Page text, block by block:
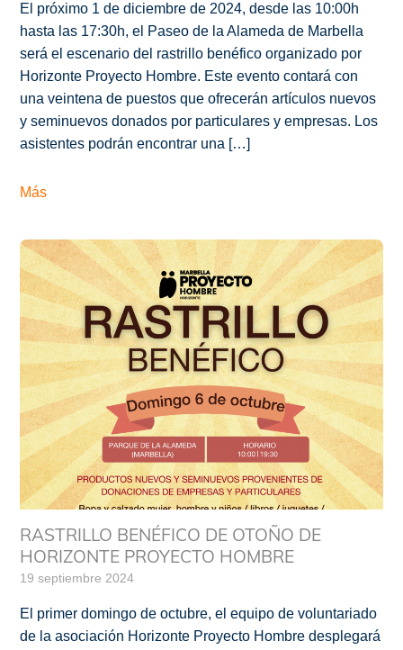
El próximo 1 de diciembre de 2024, desde las 10:00h
hasta las 17:30h, el Paseo de la Alameda de Marbella
será el escenario del rastrillo benéfico organizado por
Horizonte Proyecto Hombre. Este evento contará con
una veintena de puestos que ofrecerán artículos nuevos
y seminuevos donados por particulares y empresas. Los
asistentes podrán encontrar una […]
Más
RASTRILLO BENÉFICO DE OTOÑO DE
HORIZONTE PROYECTO HOMBRE
19 septiembre 2024
El primer domingo de octubre, el equipo de voluntariado
de la asociación Horizonte Proyecto Hombre desplegará